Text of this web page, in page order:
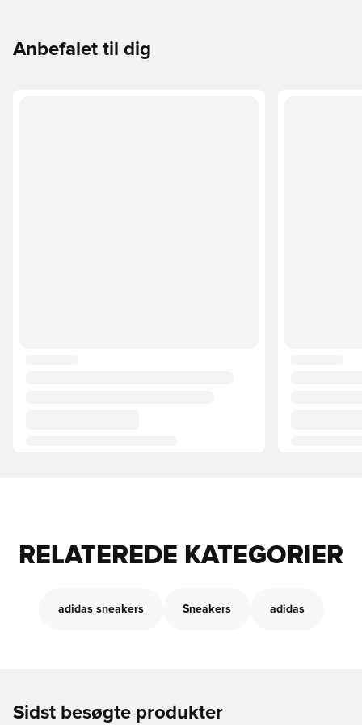
Anbefalet til dig
RELATEREDE KATEGORIER
adidas sneakers Sneakers adidas
Sidst besøgte produkter